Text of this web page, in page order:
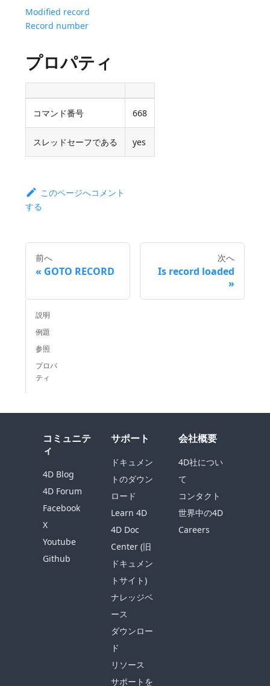
Modified record
Record number
プロパティ
コマンド番号 668
スレッドセーフである yes
このページへコメント
する
前へ
GOTO RECORD
次へ
Is record loaded
説明
例題
参照
プロパ
ティ
コミュニテ
ィ
4D Blog
4D Forum
Facebook
X
Youtube
Github
サポート
ドキュメン
トのダウン
ロード
Learn 4D
4D Doc
Center (旧
ドキュメン
トサイト)
ナレッジベ
ース
ダウンロー
ド
リソース
サポートを
会社概要
4D社につい
て
コンタクト
世界中の4D
Careers